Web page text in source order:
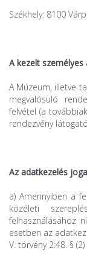
Székhely: 8100
A kezelt
A Múzeum, illetve
megvalósuló
felvétel (a
rendezvény
Az adatkezelés
a) Amennyiben a
közéleti
felhasználásához
esetben az
V. törvény 2:48. §